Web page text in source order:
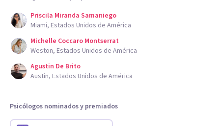
Priscila Miranda Samaniego
Miami, Estados Unidos de América
Michelle Coccaro Montserrat
Weston, Estados Unidos de América
Agustin De Brito
Austin, Estados Unidos de América
Psicólogos nominados y premiados